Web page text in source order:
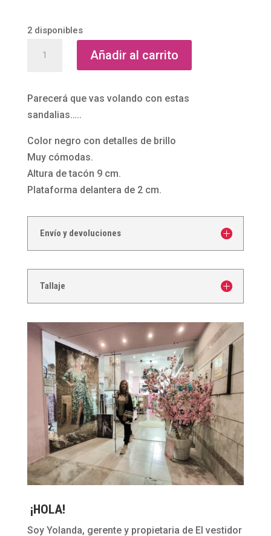
2 disponibles
de
tacón
Negro
brillo
cantidad
Añadir al carrito
Parecerá que vas volando con estas
sandalias…..
Color negro con detalles de brillo
Muy cómodas.
Altura de tacón 9 cm.
Plataforma delantera de 2 cm.
Envío y devoluciones
Tallaje
¡HOLA!
Soy Yolanda, gerente y propietaria de El vestidor